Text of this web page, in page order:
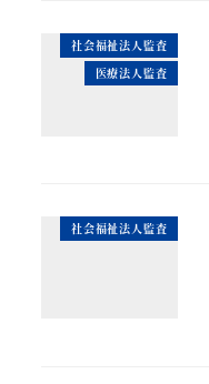
社会福祉法人監査
医療法人監査
社会福祉法人監査